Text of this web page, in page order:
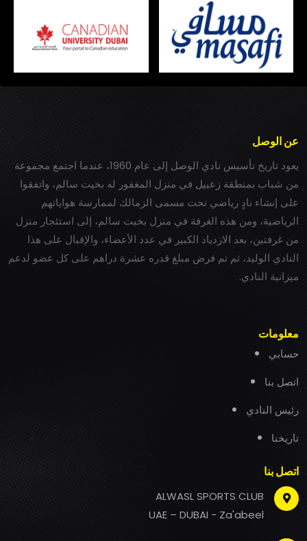
عن الوصل
يعود تاريخ تأسيس نادي الوصل إلى عام 1960، عندما اجتمع مجموعة
من شباب بمنطقة زعبيل في منزل المغفور له بخيت سالم، واتفقوا
على إنشاء نادٍ رياضي تحت مسمى الزمالك لممارسة هواياتهم
الرياضية، ومن هذه الغرفة في منزل بخيت سالم، إلى استئجار منزل
من غرفتين، بعد الازدياد الكبير في عدد الأعضاء، والإقبال على هذا
النادي الوليد، ثم تم فرض مبلغ قدره عشرة دراهم على كل عضو لدعم
ميزانية النادي.
معلومات
حسابي
اتصل بنا
رئيس النادي
تاريخنا
اتصل بنا
ALWASL SPORTS CLUB
UAE – DUBAI - Za'abeel